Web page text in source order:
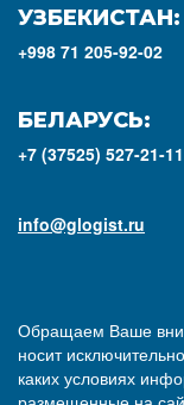
УЗБЕКИСТАН:
+998 71 205-92-02
БЕЛАРУСЬ:
+7 (37525) 527-21-11
info@glogist.ru
Обращаем Ваше
носит
каких условиях